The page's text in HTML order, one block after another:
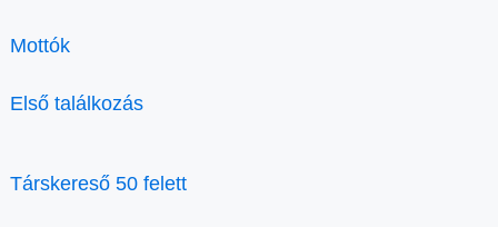
Mottók
Első találkozás
Társkereső 50 felett